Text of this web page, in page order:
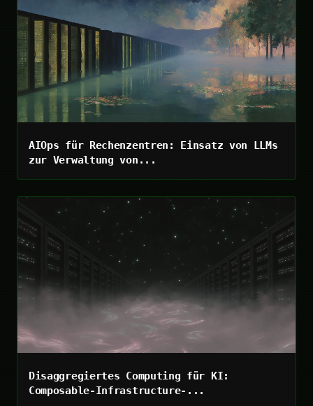
AIOps für Rechenzentren: Einsatz von LLMs
zur Verwaltung von...
Disaggregiertes Computing für KI:
Composable-Infrastructure-...